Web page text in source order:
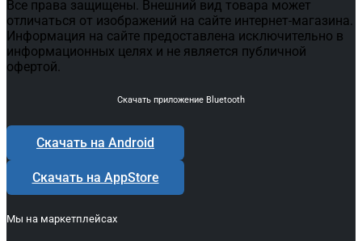
Все права защищены. Внешний вид товара может
отличаться от изображений на сайте интернет-магазина.
Информация на сайте предоставлена исключительно в
информационных целях и не является публичной
офертой.
Скачать приложение Bluetooth
Скачать на Android
Скачать на AppStore
Мы на маркетплейсах